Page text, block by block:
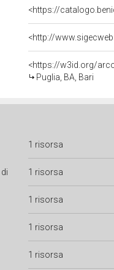
<https://
<http://
<https://w3id.org/
Puglia, BA, Bari
1 risorsa
di 1 risorsa
1 risorsa
1 risorsa
1 risorsa